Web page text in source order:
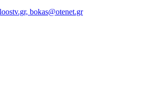
bokas@otenet.gr